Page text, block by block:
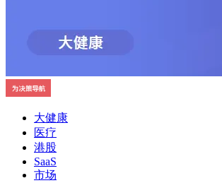
大健康
医疗
港股
SaaS
市场